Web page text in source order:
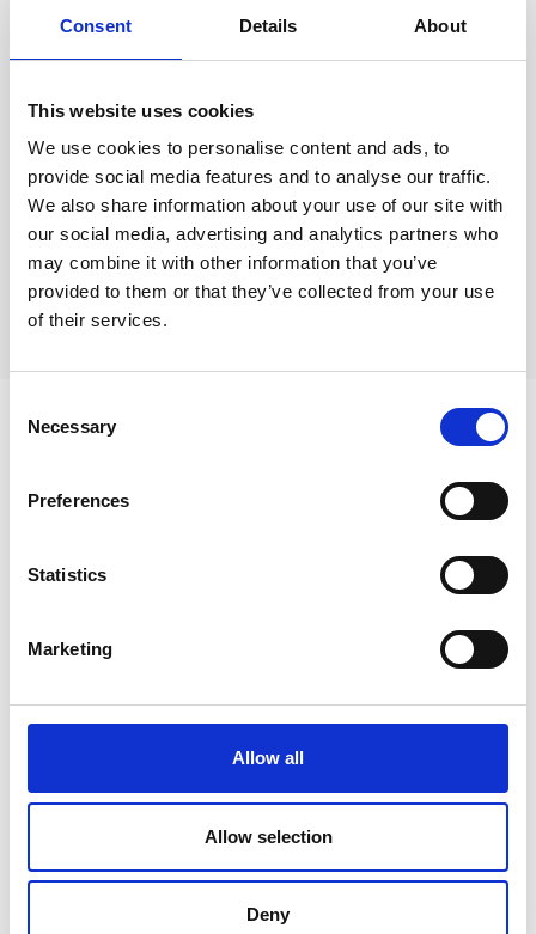
Consent Details About
This website uses cookies
We use cookies to personalise content and ads, to
provide social media features and to analyse our traffic.
We also share information about your use of our site with
our social media, advertising and analytics partners who
may combine it with other information that you’ve
provided to them or that they’ve collected from your use
of their services.
Selection
Necessary
Preferences
Statistics
Marketing
Allow all
Allow selection
Deny
Lähetä kommentti
Kommentit (0)
Ei kommentteja
Aiheeseen liittyvät
Merituulivoimaoppaan päivitys:
Painos keskittyy syvemmän veden hankkeisiin